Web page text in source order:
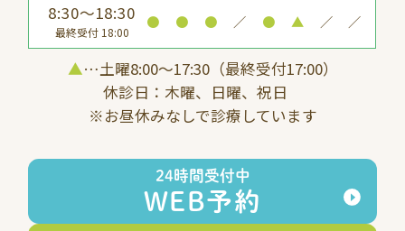
8:30～18:30
最終受付 18:00
● ● ● ／ ● ▲ ／ ／
▲…土曜8:00〜17:30（最終受付17:00）
休診日：木曜、日曜、祝日
※お昼休みなしで診療しています
24時間受付中
WEB予約